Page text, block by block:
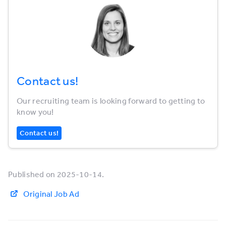
Contact us!
Our recruiting team is looking forward to getting to
know you!
Contact us!
Published on 2025-10-14.
Original Job Ad